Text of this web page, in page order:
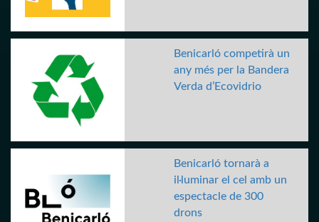
Benicarló competirà un
any més per la Bandera
Verda d’Ecovidrio
Benicarló tornarà a
il·luminar el cel amb un
espectacle de 300
drons